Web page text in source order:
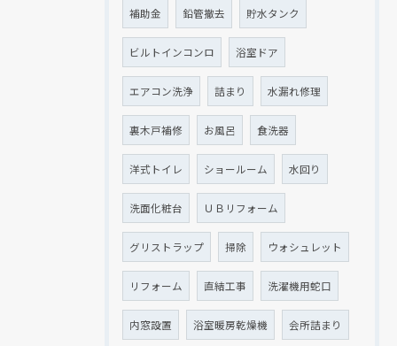
補助金 鉛管撤去 貯水タンク
ビルトインコンロ 浴室ドア
エアコン洗浄 詰まり 水漏れ修理
裏木戸補修 お風呂 食洗器
洋式トイレ ショールーム 水回り
洗面化粧台 ＵＢリフォーム
グリストラップ 掃除 ウォシュレット
リフォーム 直結工事 洗濯機用蛇口
内窓設置 浴室暖房乾燥機 会所詰まり